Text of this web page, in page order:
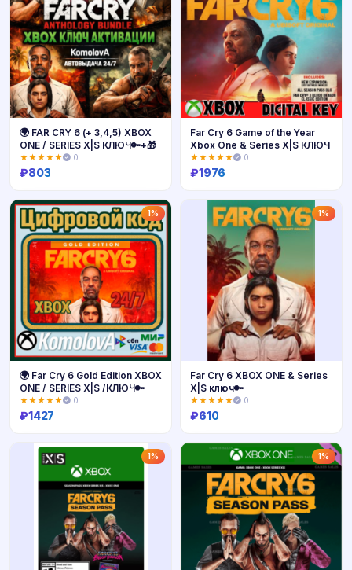
Купить
🌍 FAR CRY 6 (+ 3,4,5) XBOX
ONE / SERIES X|S КЛЮЧ🔑+🎁
★★★★★ 0
₽803
Купить
Far Cry 6 Game of the Year
Xbox One & Series X|S КЛЮЧ
★★★★★ 0
₽1976
1%
🌍 Far Cry 6 Gold Edition XBOX
ONE / SERIES X|S /КЛЮЧ🔑
★★★★★ 0
₽1427
1%
Купить
Far Cry 6 XBOX ONE & Series
X|S ключ🔑
★★★★★ 0
₽610
1% 1%